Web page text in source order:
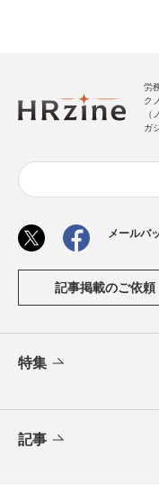
労
ク
ガ
メールバ
記事掲載のご依頼
特集
記事